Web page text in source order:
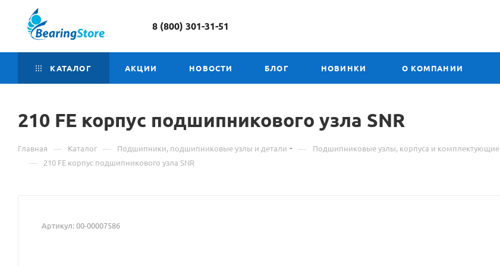
8 (800) 301-31-51
КАТАЛОГ АКЦИИ НОВОСТИ БЛОГ НОВИНКИ О КОМПАНИИ
210 FE корпус Материал
о
товаре
подшипникового узла SNR
Главная — Каталог — Подшипники, подшипниковые узлы и детали — Подшипниковые узлы, корпуса и комплектующие
— 210 FE корпус подшипникового узла SNR
Артикул:00-00007586